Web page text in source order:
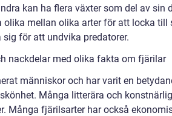
kan ha flera växter som del av sin
olika mellan olika arter för att locka till
för att undvika predatorer.
nackdelar med olika fakta om fjärilar
människor och har varit en
Många litterära och
Många fjärilsarter har också